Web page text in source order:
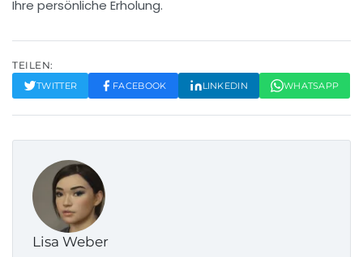
Ihre persönliche Erholung.
TEILEN:
TWITTER FACEBOOK LINKEDIN WHATSAPP
Lisa Weber